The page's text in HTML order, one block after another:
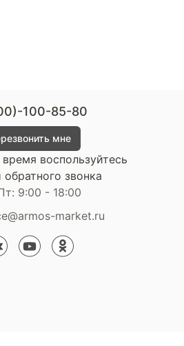
100-85-80
мне
воспользуйтесь
звонка
9:00 - 18:00
market.ru